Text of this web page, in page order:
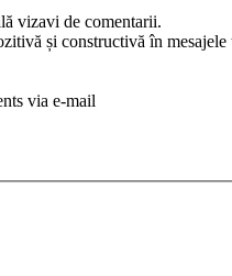
vizavi de comentarii.
și constructivă în mesajele
via e-mail